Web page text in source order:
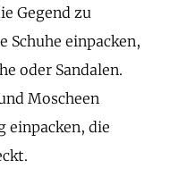
Gegend zu
Schuhe einpacken,
oder Sandalen.
Moscheen
einpacken, die